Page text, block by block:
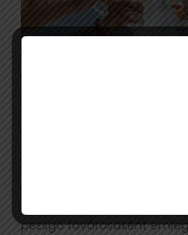
Etyeket egyre több helyen
pezsgő fővárosaként